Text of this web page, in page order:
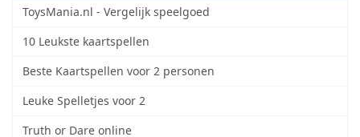
ToysMania.nl - Vergelijk speelgoed
10 Leukste kaartspellen
Beste Kaartspellen voor 2 personen
Leuke Spelletjes voor 2
Truth or Dare online